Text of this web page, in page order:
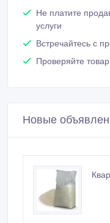
Не платите
услуги
Встречайтесь с
Проверяйте
Новые